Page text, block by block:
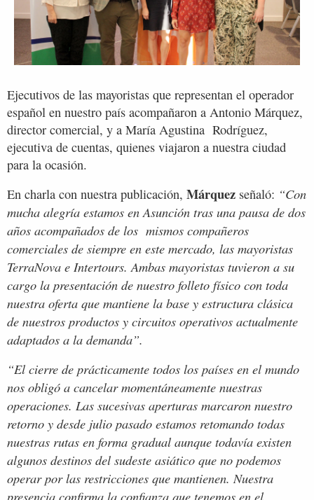
Ejecutivos de las mayoristas que representan el operador
español en nuestro país acompañaron a Antonio Márquez,
director comercial, y a María Agustina Rodríguez,
ejecutiva de cuentas, quienes viajaron a nuestra ciudad
para la ocasión.
En charla con nuestra publicación, Márquez señaló: “Con
mucha alegría estamos en Asunción tras una pausa de dos
años acompañados de los mismos compañeros
comerciales de siempre en este mercado, las mayoristas
TerraNova e Intertours. Ambas mayoristas tuvieron a su
cargo la presentación de nuestro folleto físico con toda
nuestra oferta que mantiene la base y estructura clásica
de nuestros productos y circuitos operativos actualmente
adaptados a la demanda”.
“El cierre de prácticamente todos los países en el mundo
nos obligó a cancelar momentáneamente nuestras
operaciones. Las sucesivas aperturas marcaron nuestro
retorno y desde julio pasado estamos retomando todas
nuestras rutas en forma gradual aunque todavía existen
algunos destinos del sudeste asiático que no podemos
operar por las restricciones que mantienen. Nuestra
presencia confirma la confianza que tenemos en el